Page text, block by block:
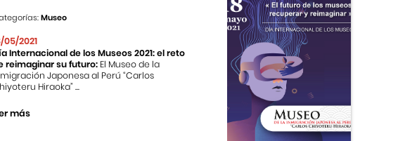
Museo
05/2021
Internacional de los Museos 2021: el reto
reimaginar su futuro: El Museo de la
Japonesa al Perú “Carlos
Hiraoka” ...
más